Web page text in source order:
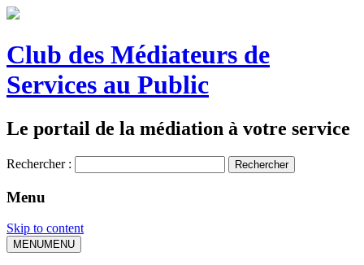
Club des Médiateurs de
Services au Public
Le portail de la médiation à votre service
Rechercher :
Menu
Skip to content
MENUMENU